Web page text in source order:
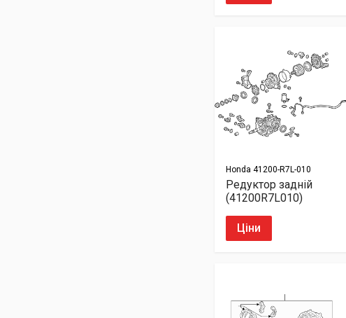
Honda 41200-R7L-010
Редуктор задній
(41200R7L010)
Ціни